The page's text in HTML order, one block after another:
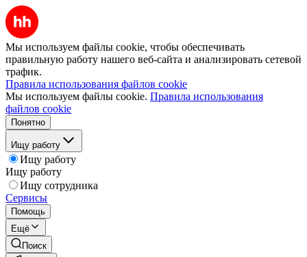
Мы используем файлы cookie, чтобы обеспечивать
правильную работу нашего веб-сайта и анализировать сетевой
трафик.
Правила использования файлов cookie
Мы используем файлы cookie. Правила использования
файлов cookie
Понятно
Ищу работу
Ищу работу
Ищу работу
Ищу сотрудника
Сервисы
Помощь
Ещё
Поиск